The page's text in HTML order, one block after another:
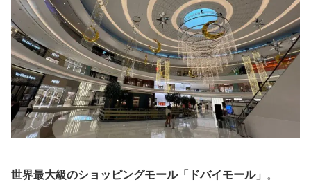
世界最大級のショッピングモール「ドバイモール」 。